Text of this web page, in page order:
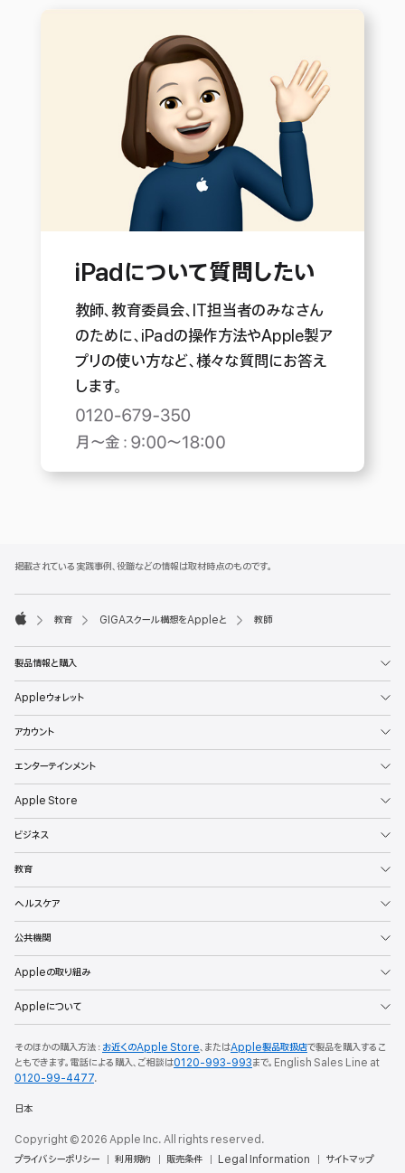
iPadについて質問したい
教師、教育委員会、IT担当者のみなさん
のために、iPadの操作方法やApple製ア
プリの使い方など、様々な質問にお答え
します。
Footer
掲載されている実践事例、役職などの情報は取材時点のもので す 。

教育 GIGAスクール構想をAppleと 教師
製品情報と購入
Appleウォレット
アカウント
エンターテインメント
Apple Store
ビジネス
教育
ヘルスケア
公共機関
Appleの取り組み
Appleについて
そのほかの購入方法： お近くのApple Store、またはApple製品取扱店で製品を購入するこ
ともできます。電話による購入、ご相談は0120-993-993まで。English Sales Line at
0120-99-4477.
日本
Copyright © 2026 Apple Inc. All rights reserved.
プライバシーポリシー
利用規約 販売条件 Legal Information サイトマップ